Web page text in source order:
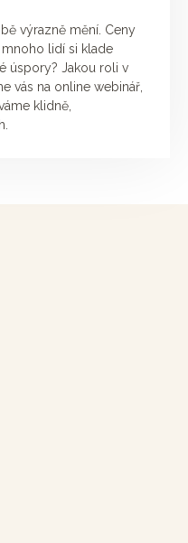
výrazně mění. Ceny
mnoho lidí si klade
úspory? Jakou roli v
vás na online webinář,
klidně,